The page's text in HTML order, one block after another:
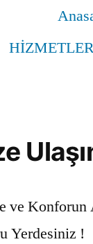
ve Konforun
Yerdesiniz !